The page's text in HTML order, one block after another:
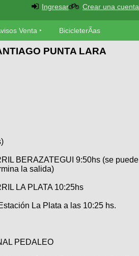
Ingresar Crear una cuenta
Venta BicicleterÃ­as
PUNTA LARA
BERAZATEGUI 9:50hs (se puede
la salida)
LA PLATA 10:25hs
La Plata a las 10:25 hs.
PEDALEO